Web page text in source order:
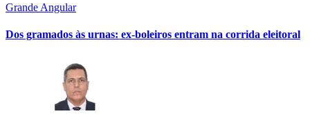
Grande Angular
Dos gramados às urnas: ex-boleiros entram na corrida eleitoral